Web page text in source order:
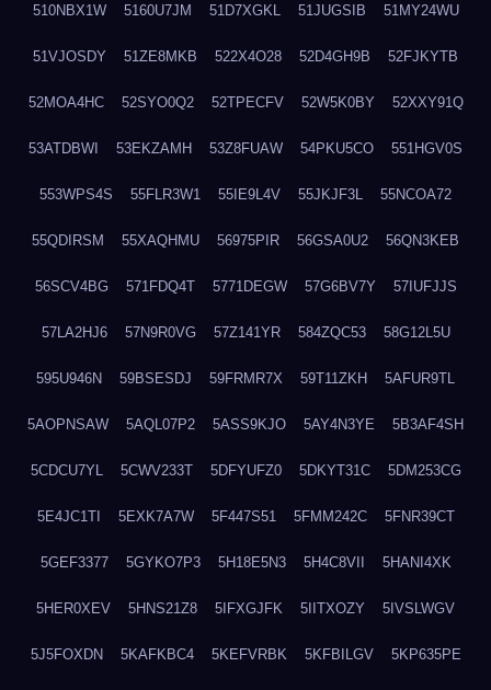
510NBX1W 5160U7JM 51D7XGKL 51JUGSIB 51MY24WU
51VJOSDY 51ZE8MKB 522X4O28 52D4GH9B 52FJKYTB
52MOA4HC 52SYO0Q2 52TPECFV 52W5K0BY 52XXY91Q
53ATDBWI 53EKZAMH 53Z8FUAW 54PKU5CO 551HGV0S
553WPS4S 55FLR3W1 55IE9L4V 55JKJF3L 55NCOA72
55QDIRSM 55XAQHMU 56975PIR 56GSA0U2 56QN3KEB
56SCV4BG 571FDQ4T 5771DEGW 57G6BV7Y 57IUFJJS
57LA2HJ6 57N9R0VG 57Z141YR 584ZQC53 58G12L5U
595U946N 59BSESDJ 59FRMR7X 59T11ZKH 5AFUR9TL
5AOPNSAW 5AQL07P2 5ASS9KJO 5AY4N3YE 5B3AF4SH
5CDCU7YL 5CWV233T 5DFYUFZ0 5DKYT31C 5DM253CG
5E4JC1TI 5EXK7A7W 5F447S51 5FMM242C 5FNR39CT
5GEF3377 5GYKO7P3 5H18E5N3 5H4C8VII 5HANI4XK
5HER0XEV 5HNS21Z8 5IFXGJFK 5IITXOZY 5IVSLWGV
5J5FOXDN 5KAFKBC4 5KEFVRBK 5KFBILGV 5KP635PE